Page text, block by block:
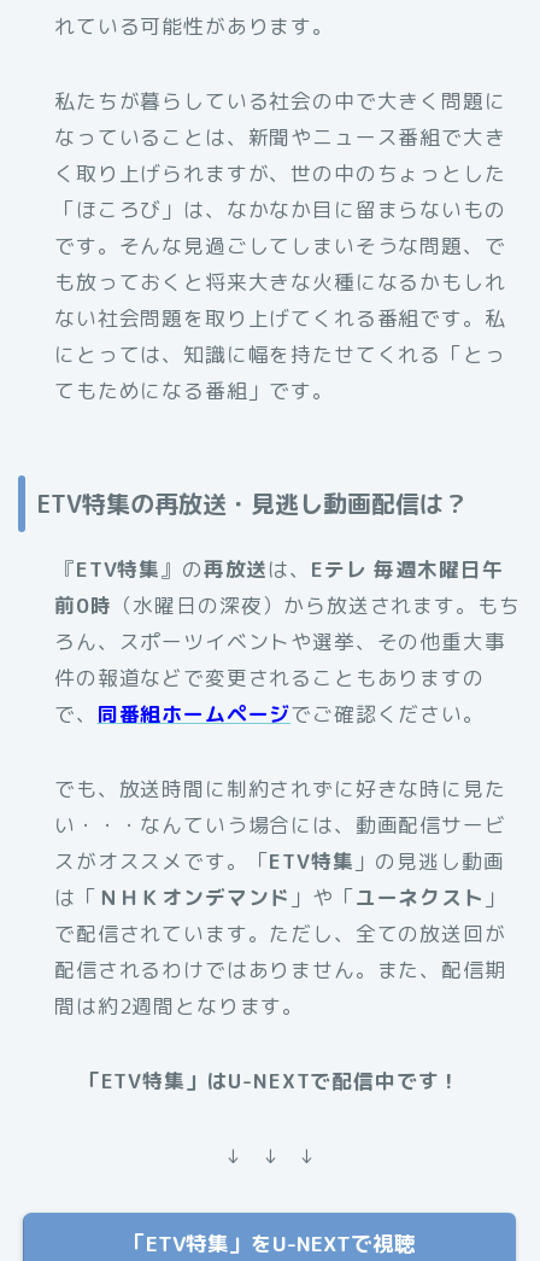
れている可能性があります。
私たちが暮らしている社会の中で大きく問題に
なっていることは、新聞やニュース番組で大き
く取り上げられますが、世の中のちょっとした
「ほころび」は、なかなか目に留まらないもの
です。そんな見過ごしてしまいそうな問題、で
も放っておくと将来大きな火種になるかもしれ
ない社会問題を取り上げてくれる番組です。私
にとっては、知識に幅を持たせてくれる「とっ
てもためになる番組」です。
ETV特集の再放送・見逃し動画配信は？
『ETV特集』の再放送は、 Eテレ 毎週木曜日午
前0時 （水曜日の深夜）から放送されます。もち
ろん、スポーツイベントや選挙、その他重大事
件の報道などで変更されることもありますの
で、 同番組ホームページでご確認ください。
でも、放送時間に制約されずに好きな時に見た
い・・・なんていう場合には、動画配信サービ
スがオススメです。
「ETV特集 」の見逃し動画
は「 ＮＨＫオンデマンド 」や「ユーネクスト 」
で配信されています。ただし、全ての放送回が
配信されるわけではありません。また、配信期
間は約2週間となります。
「ETV特集」はU-NEXTで配信中です！
↓ ↓ ↓
「ETV特集」をU-NEXTで視聴